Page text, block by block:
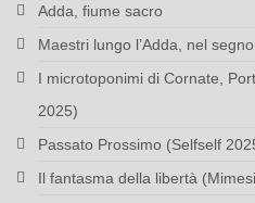
Adda, fiume sacro
Maestri lungo l’Adda, nel
I microtoponimi di Cornate,
2025)
Passato Prossimo (Selfself
Il fantasma della libertà